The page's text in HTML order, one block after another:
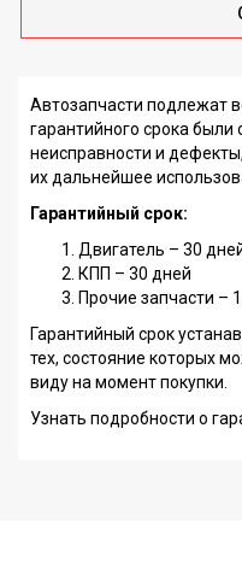
Автозапчасти подлежат
гарантийного срока
неисправности и
их дальнейшее
Гарантийный срок:
Двигатель – 30
КПП – 30 дней
Прочие запчасти –
Гарантийный срок
тех, состояние которых
виду на момент покупки.
Узнать подробности о